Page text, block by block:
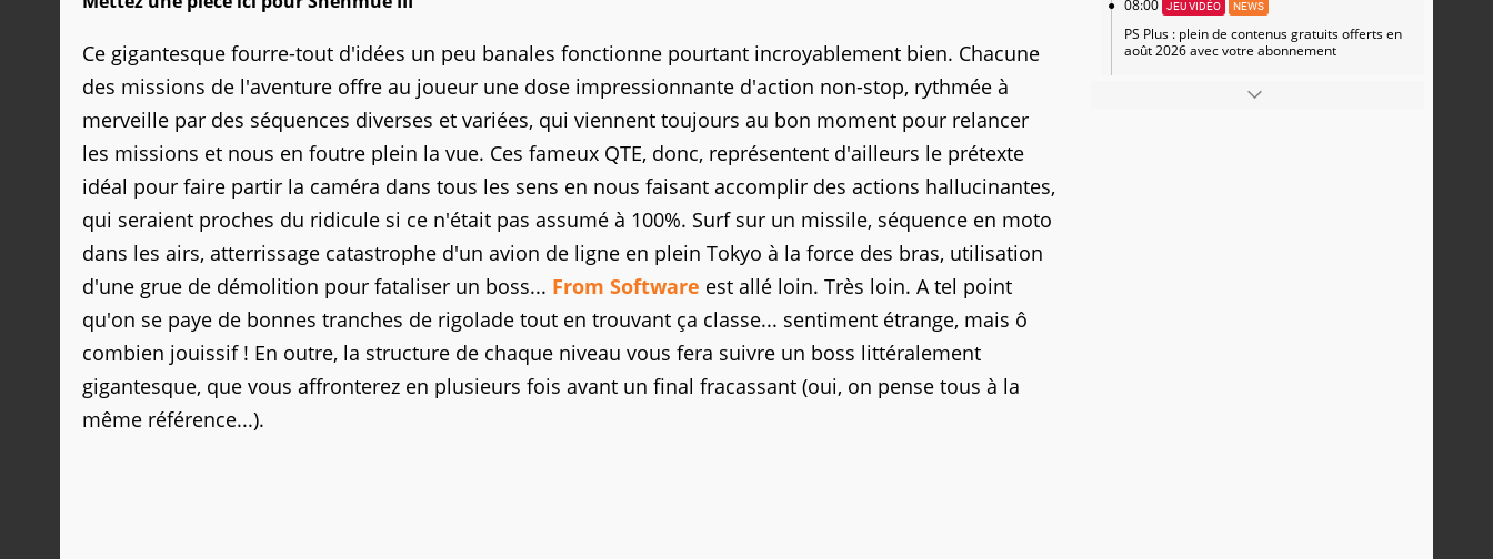
Ce gigantesque fourre-tout d'idées un peu banales fonctionne pourtant incroyablement bien. Chacune
des missions de l'aventure offre au joueur une dose impressionnante d'action non-stop, rythmée à
merveille par des séquences diverses et variées, qui viennent toujours au bon moment pour relancer
les missions et nous en foutre plein la vue. Ces fameux QTE, donc, représentent d'ailleurs le prétexte
idéal pour faire partir la caméra dans tous les sens en nous faisant accomplir des actions hallucinantes,
qui seraient proches du ridicule si ce n'était pas assumé à 100%. Surf sur un missile, séquence en moto
dans les airs, atterrissage catastrophe d'un avion de ligne en plein Tokyo à la force des bras, utilisation
d'une grue de démolition pour fataliser un boss... From Software est allé loin. Très loin. A tel point
qu'on se paye de bonnes tranches de rigolade tout en trouvant ça classe... sentiment étrange, mais ô
combien jouissif ! En outre, la structure de chaque niveau vous fera suivre un boss littéralement
gigantesque, que vous affronterez en plusieurs fois avant un final fracassant (oui, on pense tous à la
même référence...).
08:00 JEU VIDÉO NEWS
PS Plus : plein de contenus gratuits offerts en
août 2026 avec votre abonnement